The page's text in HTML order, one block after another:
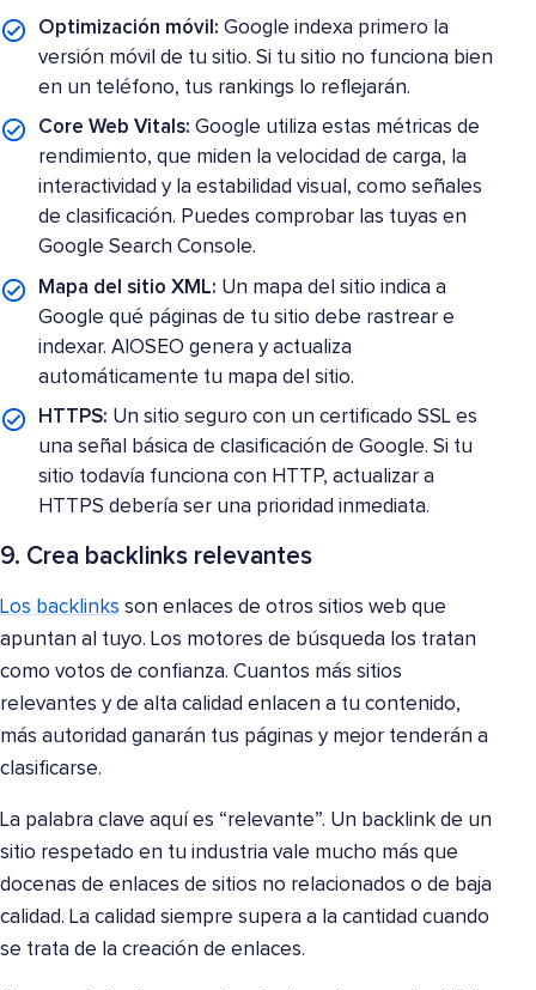
Optimización móvil: Google indexa primero la
versión móvil de tu sitio. Si tu sitio no funciona bien
en un teléfono, tus rankings lo reflejarán.
Core Web Vitals: Google utiliza estas métricas de
rendimiento, que miden la velocidad de carga, la
interactividad y la estabilidad visual, como señales
de clasificación. Puedes comprobar las tuyas en
Google Search Console.
Mapa del sitio XML: Un mapa del sitio indica a
Google qué páginas de tu sitio debe rastrear e
indexar. AIOSEO genera y actualiza
automáticamente tu mapa del sitio.
HTTPS: Un sitio seguro con un certificado SSL es
una señal básica de clasificación de Google. Si tu
sitio todavía funciona con HTTP, actualizar a
HTTPS debería ser una prioridad inmediata.
9. Crea backlinks relevantes
Los backlinks son enlaces de otros sitios web que
apuntan al tuyo. Los motores de búsqueda los tratan
como votos de confianza. Cuantos más sitios
relevantes y de alta calidad enlacen a tu contenido,
más autoridad ganarán tus páginas y mejor tenderán a
clasificarse.
La palabra clave aquí es “relevante”. Un backlink de un
sitio respetado en tu industria vale mucho más que
docenas de enlaces de sitios no relacionados o de baja
calidad. La calidad siempre supera a la cantidad cuando
se trata de la creación de enlaces.